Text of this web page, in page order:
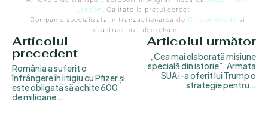
London. Calitate la prețul corect.
- Companie specializata in tranzactionarea de Criptomonede si
infrastructura blockchain.
Articolul
precedent
România a suferit o
înfrângere în litigiu cu Pfizer și
este obligată să achite 600
de milioane…
Articolul următor
„Cea mai elaborată misiune
specială din istorie”. Armata
SUA i-a oferit lui Trump o
strategie pentru…